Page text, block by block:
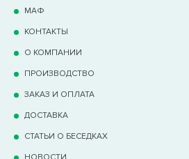
МАФ
КОНТАКТЫ
О КОМПАНИИ
ПРОИЗВОДСТВО
ЗАКАЗ И ОПЛАТА
ДОСТАВКА
СТАТЬИ О БЕСЕДКАХ
НОВОСТИ